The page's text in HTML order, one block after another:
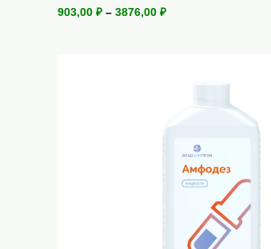
903,00 ₽ – 3876,00 ₽